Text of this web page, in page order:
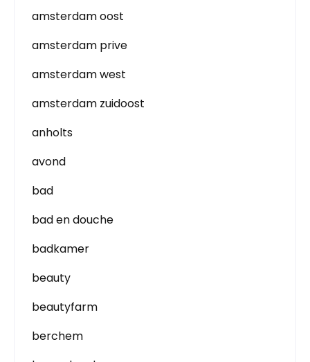
amsterdam oost
amsterdam prive
amsterdam west
amsterdam zuidoost
anholts
avond
bad
bad en douche
badkamer
beauty
beautyfarm
berchem